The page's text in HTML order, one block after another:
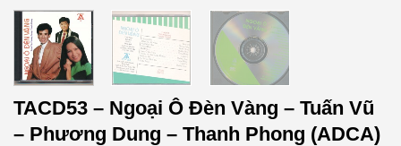
TACD53 – Ngoại Ô Đèn Vàng – Tuấn Vũ
– Phương Dung – Thanh Phong (ADCA)